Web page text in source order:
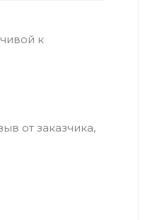
к
от заказчика,